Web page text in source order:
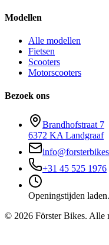
Modellen
Alle modellen
Fietsen
Scooters
Motorscooters
Bezoek ons
Brandhofstraat 7
6372 KA Landgraaf
+31 45 525 1976
Openingstijden
© 2026 Förster Bikes. Alle